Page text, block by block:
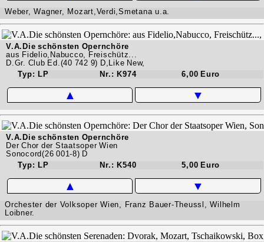
Weber, Wagner, Mozart,Verdi,Smetana u.a.
V.A.Die schönsten Opernchöre
aus Fidelio,Nabucco, Freischütz...
D.Gr. Club Ed.(40 742 9) D,Like New,
Typ: LP
Nr.: K974 6,00 Euro
▲ ▼
V.A.Die schönsten Opernchöre
Der Chor der Staatsoper Wien
Sonocord(26 001-8) D
Typ: LP
Nr.: K540 5,00 Euro
▲ ▼
Orchester der Volksoper Wien, Franz Bauer-Theussl, Wilhelm
Loibner.